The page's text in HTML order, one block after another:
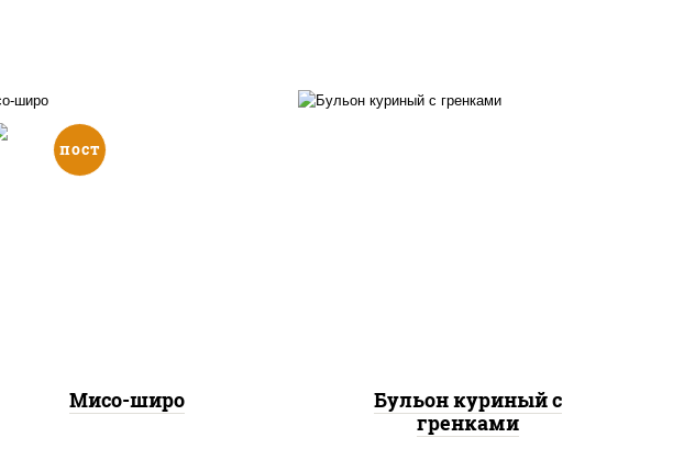
пост
Мисо-широ
Бульон куриный с
гренками